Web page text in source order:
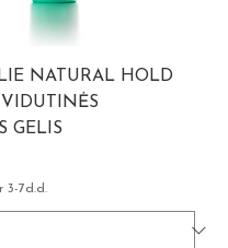
NATURAL HOLD
GELIS
3-7d.d.